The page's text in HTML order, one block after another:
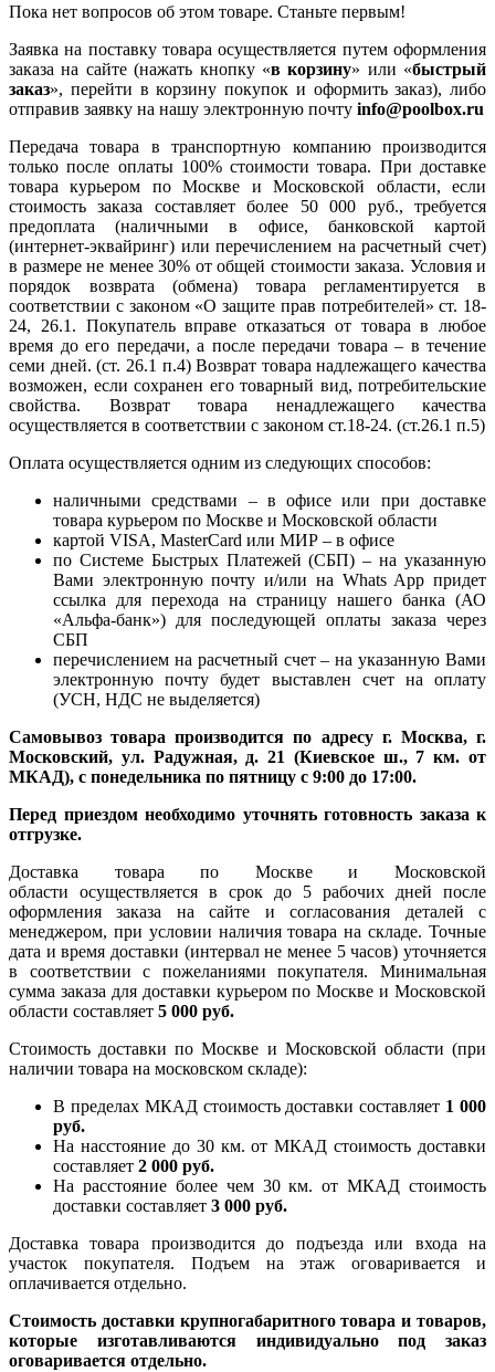
Пока нет вопросов об этом товаре. Станьте первым!
Заявка на поставку товара осуществляется путем оформления
заказа на сайте (нажать кнопку «в корзину» или «быстрый
заказ», перейти в корзину покупок и оформить заказ), либо
отправив заявку на нашу электронную почту info@poolbox.ru
Передача товара в транспортную компанию производится
только после оплаты 100% стоимости товара. При доставке
товара курьером по Москве и Московской области, если
стоимость заказа составляет более 50 000 руб., требуется
предоплата (наличными в офисе, банковской картой
(интернет-эквайринг) или перечислением на расчетный счет)
в размере не менее 30% от общей стоимости заказа. Условия и
порядок возврата (обмена) товара регламентируется в
соответствии с законом «О защите прав потребителей» ст. 18-
24, 26.1. Покупатель вправе отказаться от товара в любое
время до его передачи, а после передачи товара – в течение
семи дней. (ст. 26.1 п.4) Возврат товара надлежащего качества
возможен, если сохранен его товарный вид, потребительские
свойства. Возврат товара ненадлежащего качества
осуществляется в соответствии с законом ст.18-24. (ст.26.1 п.5)
Оплата осуществляется одним из следующих способов:
наличными средствами – в офисе или при доставке
товара курьером по Москве и Московской области
картой VISA, MasterCard или МИР – в офисе
по Системе Быстрых Платежей (СБП) – на указанную
Вами электронную почту и/или на Whats App придет
ссылка для перехода на страницу нашего банка (АО
«Альфа-банк») для последующей оплаты заказа через
СБП
перечислением на расчетный счет – на указанную Вами
электронную почту будет выставлен счет на оплату
(УСН, НДС не выделяется)
Самовывоз товара производится по адресу г. Москва, г.
Московский, ул. Радужная, д. 21 (Киевское ш., 7 км. от
МКАД), с понедельника по пятницу с 9:00 до 17:00.
Перед приездом необходимо уточнять готовность заказа к
отгрузке.
Доставка товара по Москве и Московской
области осуществляется в срок до 5 рабочих дней после
оформления заказа на сайте и согласования деталей с
менеджером, при условии наличия товара на складе. Точные
дата и время доставки (интервал не менее 5 часов) уточняется
в соответствии с пожеланиями покупателя. Минимальная
сумма заказа для доставки курьером по Москве и Московской
области составляет 5 000 руб.
Стоимость доставки по Москве и Московской области (при
наличии товара на московском складе):
В пределах МКАД стоимость доставки составляет 1 000
руб.
На насcтояние до 30 км. от МКАД стоимость доставки
составляет 2 000 руб.
На расстояние более чем 30 км. от МКАД стоимость
доставки составляет 3 000 руб.
Доставка товара производится до подъезда или входа на
участок покупателя. Подъем на этаж оговаривается и
оплачивается отдельно.
Стоимость доставки крупногабаритного товара и товаров,
которые изготавливаются индивидуально под заказ
оговаривается отдельно.